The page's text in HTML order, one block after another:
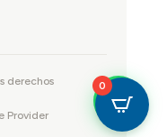
derechos
Provider
0